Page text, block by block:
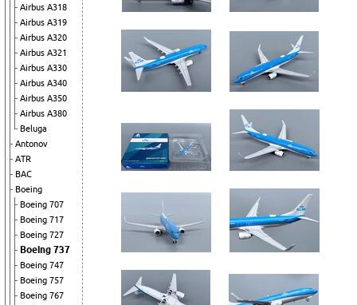
Airbus A318
Airbus A319
Airbus A320
Airbus A321
Airbus A330
Airbus A340
Airbus A350
Airbus A380
Beluga
Antonov
ATR
BAC
Boeing
Boeing 707
Boeing 717
Boeing 727
Boeing 737
Boeing 747
Boeing 757
Boeing 767